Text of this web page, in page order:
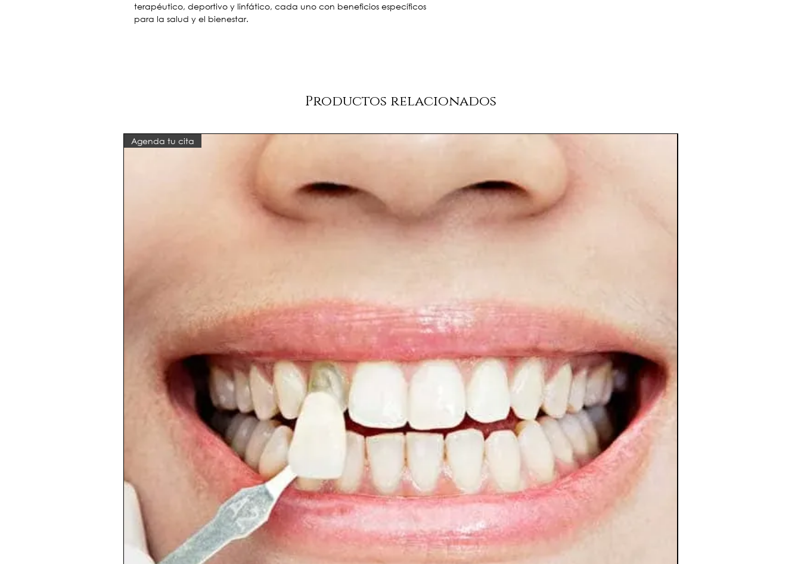
terapéutico, deportivo y linfático, cada uno con beneficios específicos
para la salud y el bienestar.
Productos relacionados
Agenda tu cita